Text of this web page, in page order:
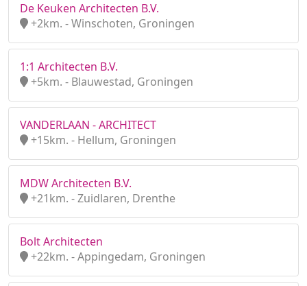
De Keuken Architecten B.V.
+2km. - Winschoten, Groningen
1:1 Architecten B.V.
+5km. - Blauwestad, Groningen
VANDERLAAN - ARCHITECT
+15km. - Hellum, Groningen
MDW Architecten B.V.
+21km. - Zuidlaren, Drenthe
Bolt Architecten
+22km. - Appingedam, Groningen